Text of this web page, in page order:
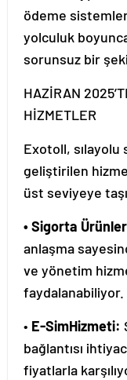
ödeme
yolculuk
sorunsuz bir
HAZİRAN
HİZMETLER
Exotoll,
geliştirilen
üst seviyeye
• Sigorta
anlaşma
ve yönetim
faydalanabiliyor.
• E-SimHizmeti:
bağlantısı
fiyatlarla